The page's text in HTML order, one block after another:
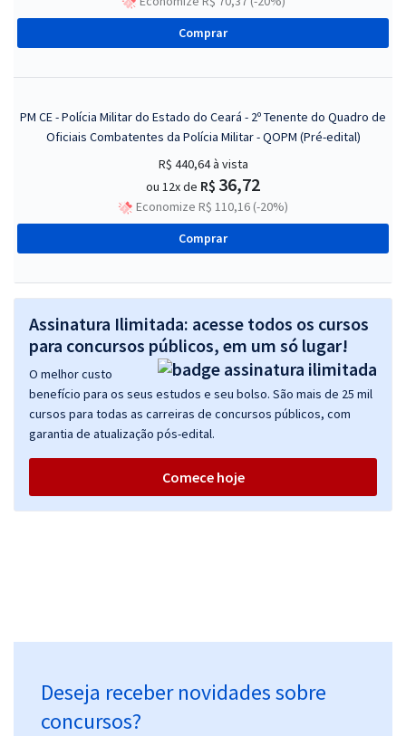
Comprar
PM CE - Polícia Militar do Estado do Ceará - 2º Tenente do Quadro de
Oficiais Combatentes da Polícia Militar - QOPM (Pré-edital)
R$ 440,64à vista
ou 12x de R$ 36,72
Economize R$ 110,16 (-20%)
Comprar
Assinatura Ilimitada: acesse todos os cursos
para concursos públicos, em um só lugar!
O melhor custo
benefício para os seus estudos e seu bolso. São mais de 25 mil
cursos para todas as carreiras de concursos públicos, com
garantia de atualização pós-edital.
Comece hoje
Deseja receber novidades sobre
concursos?